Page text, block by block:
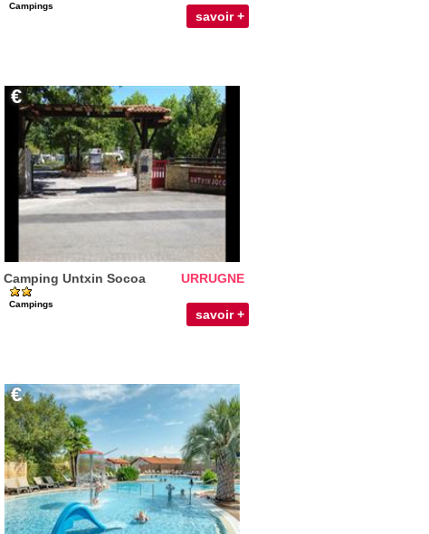
Campings
savoir +
€
Camping Untxin Socoa URRUGNE
Campings
savoir +
€